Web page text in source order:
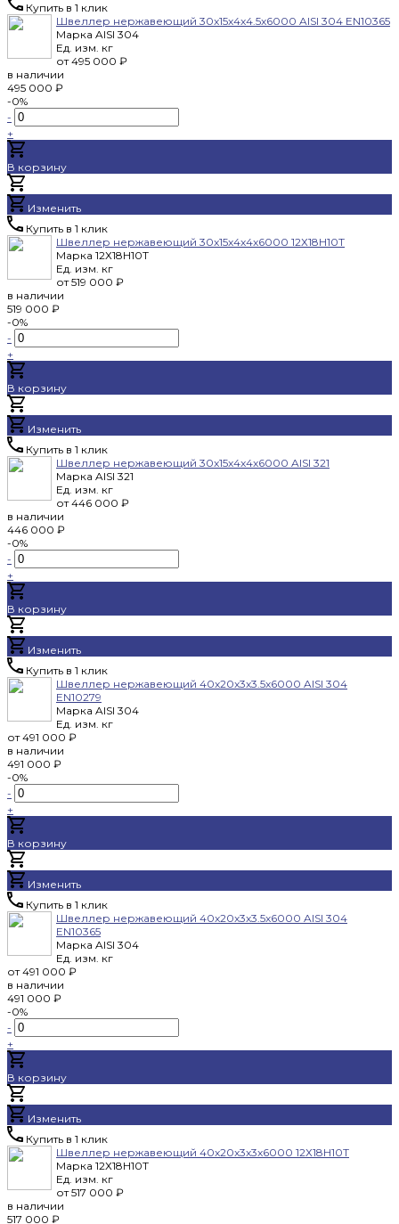
Купить в 1 клик
Швеллер нержавеющий 30x15x4x4.5x6000 AISI 304 EN10365
Марка AISI 304
Ед. изм. кг
от 495 000 ₽
в наличии
495 000 ₽
-0%
-
+
В корзину
Изменить
Купить в 1 клик
Швеллер нержавеющий 30x15x4x4x6000 12Х18Н10Т
Марка 12Х18Н10Т
Ед. изм. кг
от 519 000 ₽
в наличии
519 000 ₽
-0%
-
+
В корзину
Изменить
Купить в 1 клик
Швеллер нержавеющий 30x15x4x4x6000 AISI 321
Марка AISI 321
Ед. изм. кг
от 446 000 ₽
в наличии
446 000 ₽
-0%
-
+
В корзину
Изменить
Купить в 1 клик
Швеллер нержавеющий 40x20x3x3.5x6000 AISI 304
EN10279
Марка AISI 304
Ед. изм. кг
от 491 000 ₽
в наличии
491 000 ₽
-0%
-
+
В корзину
Изменить
Купить в 1 клик
Швеллер нержавеющий 40x20x3x3.5x6000 AISI 304
EN10365
Марка AISI 304
Ед. изм. кг
от 491 000 ₽
в наличии
491 000 ₽
-0%
-
+
В корзину
Изменить
Купить в 1 клик
Швеллер нержавеющий 40x20x3x3x6000 12Х18Н10Т
Марка 12Х18Н10Т
Ед. изм. кг
от 517 000 ₽
в наличии
517 000 ₽